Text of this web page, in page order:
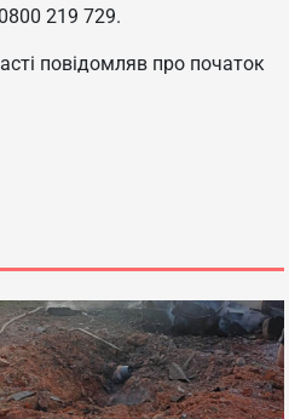
219 729.
повідомляв про початок